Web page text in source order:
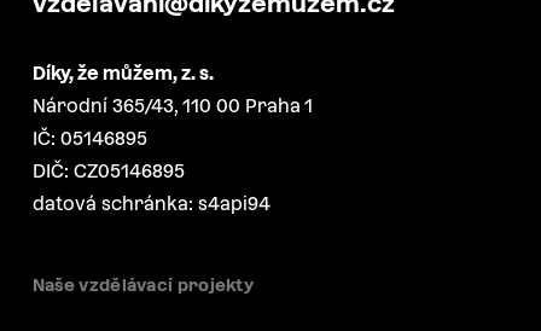
Díky, že můžem, z. s.
Národní 365/43, 110 00 Praha 1
IČ: 05146895
DIČ: CZ05146895
datová schránka: s4api94
Naše vzdělávací projekty